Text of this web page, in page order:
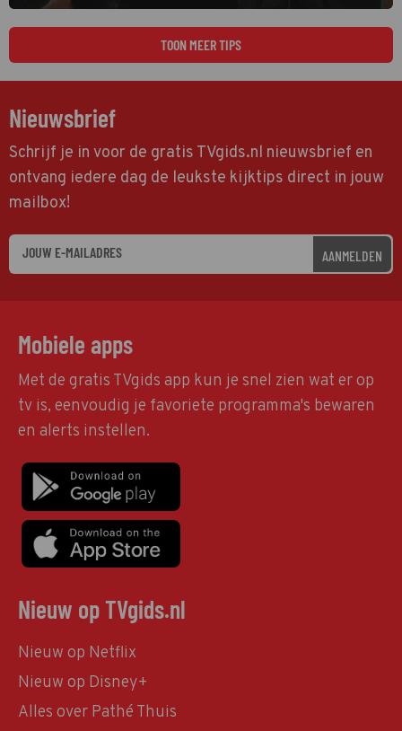
van een leien dakje.
TOON MEER TIPS
Nieuwsbrief
Schrijf je in voor de gratis TVgids.nl nieuwsbrief en
ontvang iedere dag de leukste kijktips direct in jouw
mailbox!
AANMELDEN
Mobiele apps
Met de gratis TVgids app kun je snel zien wat er op
tv is, eenvoudig je favoriete programma's bewaren
en alerts instellen.
Nieuw op TVgids.nl
Nieuw op Netflix
Nieuw op Disney+
Alles over Pathé Thuis